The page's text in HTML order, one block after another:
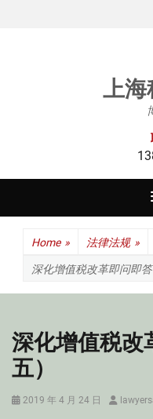
上海
Home » 法律法规 »
深化增值税改革即问即答
深化增值税改
五）
Posted
2019 年 4 月 24 日 Author